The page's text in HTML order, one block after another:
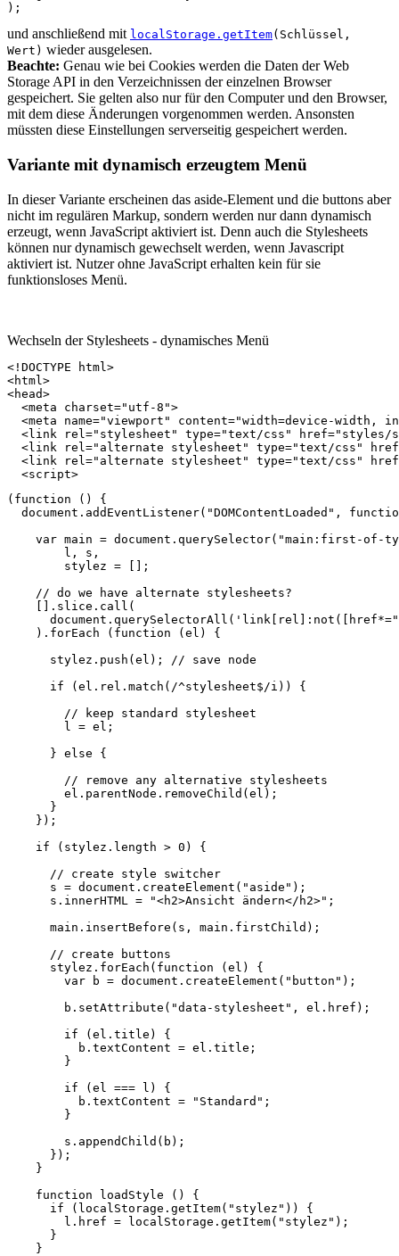
);
und anschließend mit localStorage.getItem(Schlüssel,
Wert) wieder ausgelesen.
Beachte: Genau wie bei Cookies werden die Daten der Web
Storage API in den Verzeichnissen der einzelnen Browser
gespeichert. Sie gelten also nur für den Computer und den Browser,
mit dem diese Änderungen vorgenommen werden. Ansonsten
müssten diese Einstellungen serverseitig gespeichert werden.
Variante mit dynamisch erzeugtem Menü
In dieser Variante erscheinen das aside-Element und die buttons aber
nicht im regulären Markup, sondern werden nur dann dynamisch
erzeugt, wenn JavaScript aktiviert ist. Denn auch die Stylesheets
können nur dynamisch gewechselt werden, wenn Javascript
aktiviert ist. Nutzer ohne JavaScript erhalten kein für sie
funktionsloses Menü.
Wechseln der Stylesheets - dynamisches Menü
<!DOCTYPE html>
<html >
<head>
<meta charset="utf-8">
<meta name="viewport" content="width=device-width,
<link rel ="stylesheet" type="text/css" href="styles/
<link rel ="alternate stylesheet" type="text/css"
href
<link rel ="alternate stylesheet" type="text/css"
href
<script>
( function ()
{
document . addEventListener( "DOMContentLoaded" ,
var main = document . querySelector( "main:first-of-
l , s ,
stylez =
[];
// do we have alternate stylesheets?
[]. slice . call (
document . querySelectorAll (
). forEach ( function (el )
{
stylez . push (el );
// save node
if
(el . rel . match ( /^stylesheet$/i ))
{
// keep standard stylesheet
l
= el ;
} else
{
// remove any alternative stylesheets
el . parentNode . removeChild (el );
}
});
if
( stylez . length > 0 )
{
// create style switcher
s = document . createElement ( "aside" );
s . innerHTML = "<h2>Ansicht ändern</h2>" ;
main . insertBefore ( s , main . firstChild );
// create buttons
stylez . forEach ( function (el )
{
var
b = document . createElement ( "button" );
b . setAttribute ( "data-stylesheet" , el . href );
if
(el . title )
{
b . textContent = el . title ;
}
if
(el === l )
{
b . textContent = "Standard" ;
}
s . appendChild ( b );
});
}
function
loadStyle ()
{
if
( localStorage . getItem( "stylez" ))
{
l . href = localStorage . getItem( "stylez" );
}
}